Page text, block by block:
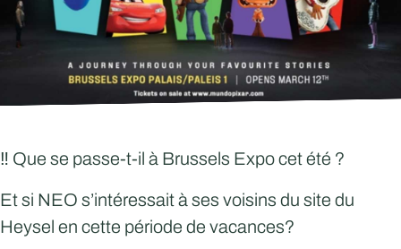
‼️ Que se passe-t-il à Brussels Expo cet été ?
Et si NEO s’intéressait à ses voisins du site du
Heysel en cette période de vacances?